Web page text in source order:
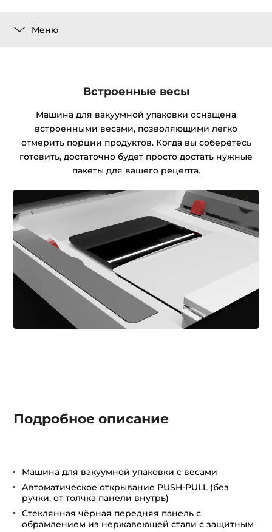
Меню
Встроенные весы
Машина для вакуумной упаковки оснащена
встроенными весами, позволяющими легко
отмерить порции продуктов. Когда вы соберётесь
готовить, достаточно будет просто достать нужные
пакеты для вашего рецепта.
Подробное описание
Машина для вакуумной упаковки с весами
Автоматическое открывание PUSH-PULL (без
ручки, от толчка панели внутрь)
Стеклянная чёрная передняя панель с
обрамлением из нержавеющей стали с защитным